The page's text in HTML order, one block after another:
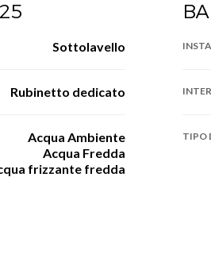
Sottolavello
Rubinetto dedicato
Acqua Ambiente
Acqua Fredda
frizzante fredda
TIPO